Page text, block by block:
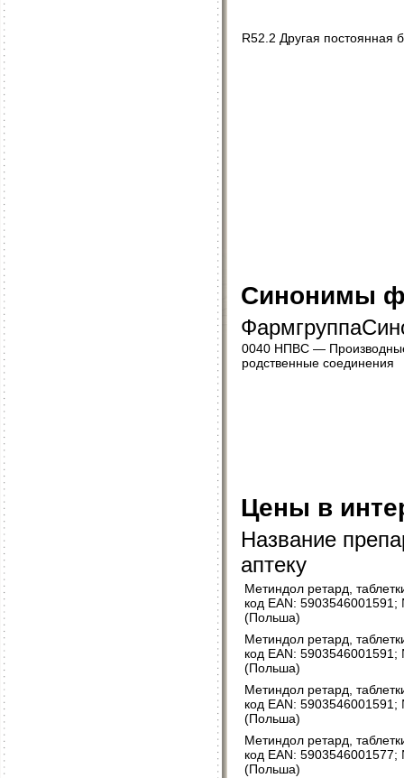
R52.2 Другая постоянная
Синонимы
0040 НПВС —
родственные соединения
Цены в
Название
аптеку
Метиндол ретард,
код EAN:
(Польша)
Метиндол ретард,
код EAN:
(Польша)
Метиндол ретард,
код EAN:
(Польша)
Метиндол ретард,
код EAN:
(Польша)